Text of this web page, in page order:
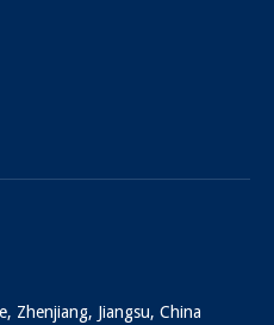
Zhenjiang, Jiangsu, China